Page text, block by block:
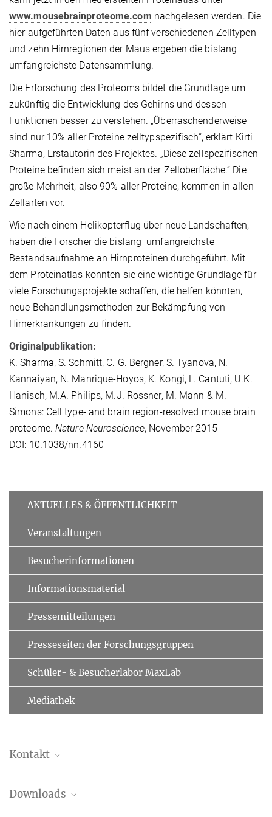
www.mousebrainproteome.com nachgelesen werden. Die
hier aufgeführten Daten aus fünf verschiedenen Zelltypen
und zehn Hirnregionen der Maus ergeben die bislang
umfangreichste Datensammlung.
Die Erforschung des Proteoms bildet die Grundlage um
zukünftig die Entwicklung des Gehirns und dessen
Funktionen besser zu verstehen. „Überraschenderweise
sind nur 10% aller Proteine zelltypspezifisch“, erklärt Kirti
Sharma, Erstautorin des Projektes. „Diese zellspezifischen
Proteine befinden sich meist an der Zelloberfläche.“ Die
große Mehrheit, also 90% aller Proteine, kommen in allen
Zellarten vor.
Wie nach einem Helikopterflug über neue Landschaften,
haben die Forscher die bislang umfangreichste
Bestandsaufnahme an Hirnproteinen durchgeführt. Mit
dem Proteinatlas konnten sie eine wichtige Grundlage für
viele Forschungsprojekte schaffen, die helfen könnten,
neue Behandlungsmethoden zur Bekämpfung von
Hirnerkrankungen zu finden.
Originalpublikation:
K. Sharma, S. Schmitt, C. G. Bergner, S. Tyanova, N.
Kannaiyan, N. Manrique-Hoyos, K. Kongi, L. Cantuti, U.K.
Hanisch, M.A. Philips, M.J. Rossner, M. Mann & M.
Simons: Cell type- and brain region-resolved mouse brain
proteome. Nature Neuroscience, November 2015
DOI: 10.1038/nn.4160
AKTUELLES & ÖFFENTLICHKEIT
Veranstaltungen
Besucherinformationen
Informationsmaterial
Pressemitteilungen
Presseseiten der Forschungsgruppen
Schüler- & Besucherlabor MaxLab
Mediathek
Kontakt
Downloads